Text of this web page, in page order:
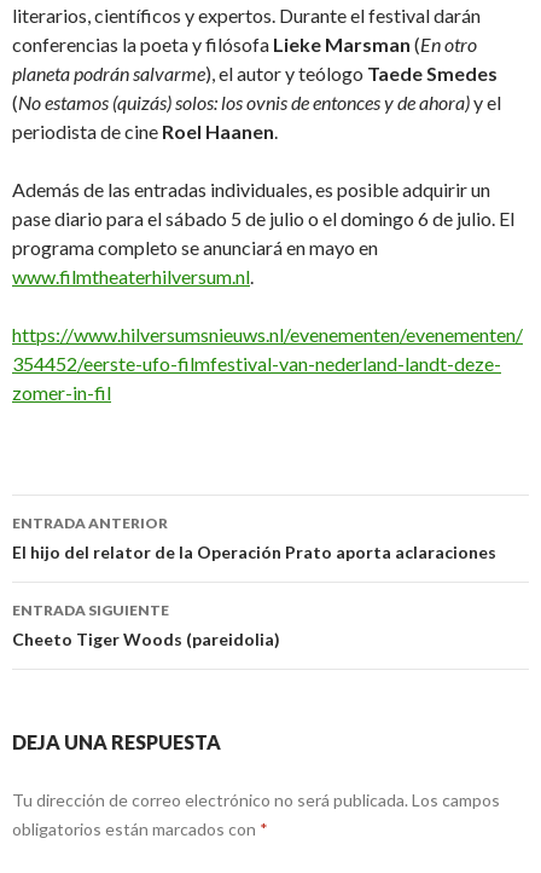
literarios, científicos y expertos. Durante el festival darán
conferencias la poeta y filósofa Lieke Marsman (En otro
planeta podrán salvarme), el autor y teólogo Taede Smedes
(No estamos (quizás) solos: los ovnis de entonces y de ahora)y el
periodista de cine Roel Haanen.
Además de las entradas individuales, es posible adquirir un
pase diario para el sábado 5 de julio o el domingo 6 de julio. El
programa completo se anunciará en mayo en
www.filmtheaterhilversum.nl.
https://www.hilversumsnieuws.nl/evenementen/evenementen/
354452/eerste-ufo-filmfestival-van-nederland-landt-deze-
zomer-in-fil
Navegación
de
entradas
ENTRADA ANTERIOR
El hijo del relator de la Operación Prato aporta aclaraciones
ENTRADA SIGUIENTE
Cheeto Tiger Woods (pareidolia)
DEJA UNA RESPUESTA
Tu dirección de correo electrónico no será publicada. Los campos
obligatorios están marcados con *